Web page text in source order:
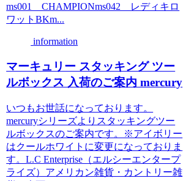
ms001 CHAMPIONms042 レディキロ
ワットBKm...
information
マーキュリー スタッキング ツー
ルボックス 入荷のご案内 mercury
いつもお世話になっております。
mercuryシリーズよりスタッキングツー
ルボックスのご案内です。※アイボリー
はクールホワイトに変更になっておりま
す。L.C Enterprise（エルシーエンタープ
ライズ）アメリカン雑貨・カントリー雑